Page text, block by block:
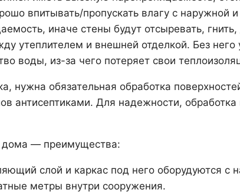
впитывать/пропускать влагу с наружной
иначе стены будут отсыревать,
утеплителем и внешней отделкой. Без
воды, из-за чего потеряет свои
нужна обязательная обработка
антисептиками. Для надежности,
дома — преимущества:
слой и каркас под него оборудуются с
метры внутри сооружения.